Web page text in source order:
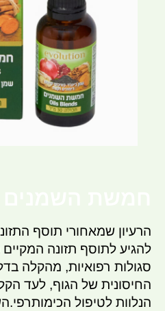
הרעיון שמאחורי תוסף
להגיע לתוסף תזונה
סגולות רפואיות, מהקלה
החיסונית של הגוף, לעד
הנלוות לטיפול